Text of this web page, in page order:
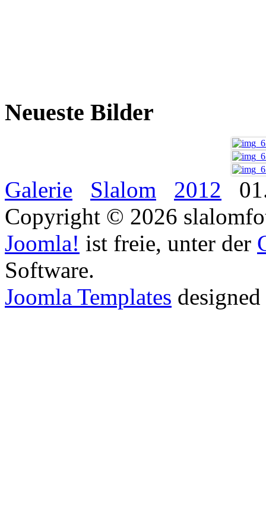
Neueste Bilder
Galerie Slalom 2012
Copyright © 2026
Joomla! ist freie, unter der
Software.
Joomla Templates